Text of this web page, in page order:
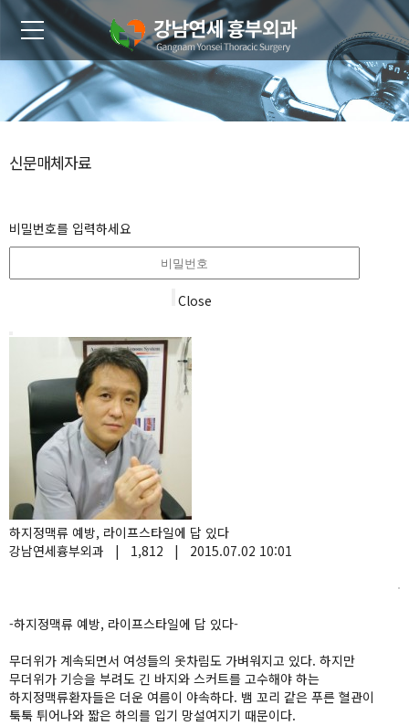
신문매체자료
비밀번호를 입력하세요
Close
하지정맥류 예방, 라이프스타일에 답 있다
강남연세흉부외과
| 1,812 | 2015.07.02 10:01
-하지정맥류 예방, 라이프스타일에 답 있다-
무더위가 계속되면서 여성들의 옷차림도 가벼워지고 있다. 하지만
무더위가 기승을 부려도 긴 바지와 스커트를 고수해야 하는
하지정맥류환자들은 더운 여름이 야속하다. 뱀 꼬리 같은 푸른 혈관이
툭툭 튀어나와 짧은 하의를 입기 망설여지기 때문이다.